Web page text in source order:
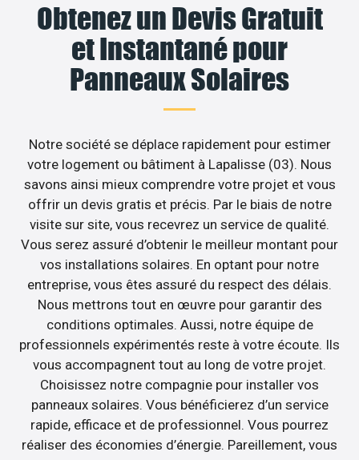
Obtenez un Devis Gratuit
et Instantané pour
Panneaux Solaires
Notre société se déplace rapidement pour estimer
votre logement ou bâtiment à Lapalisse (03). Nous
savons ainsi mieux comprendre votre projet et vous
offrir un devis gratis et précis. Par le biais de notre
visite sur site, vous recevrez un service de qualité.
Vous serez assuré d’obtenir le meilleur montant pour
vos installations solaires. En optant pour notre
entreprise, vous êtes assuré du respect des délais.
Nous mettrons tout en œuvre pour garantir des
conditions optimales. Aussi, notre équipe de
professionnels expérimentés reste à votre écoute. Ils
vous accompagnent tout au long de votre projet.
Choisissez notre compagnie pour installer vos
panneaux solaires. Vous bénéficierez d’un service
rapide, efficace et de professionnel. Vous pourrez
réaliser des économies d’énergie. Pareillement, vous